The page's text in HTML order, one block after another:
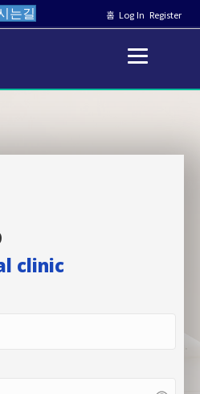
는길 홈 Log In Register
clinic